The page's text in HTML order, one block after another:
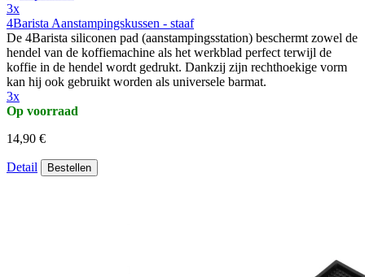
3x
4Barista Aanstampingskussen - staaf
De 4Barista siliconen pad (aanstampingsstation) beschermt zowel de
hendel van de koffiemachine als het werkblad perfect terwijl de
koffie in de hendel wordt gedrukt. Dankzij zijn rechthoekige vorm
kan hij ook gebruikt worden als universele barmat.
3x
Op voorraad
14,90 €
Detail Bestellen